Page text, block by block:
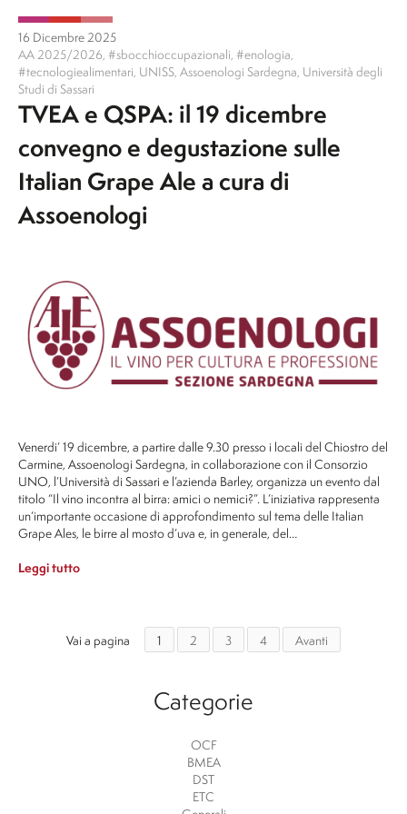
16 Dicembre 2025
AA 2025/2026, #sbocchioccupazionali, #enologia,
#tecnologiealimentari, UNISS, Assoenologi Sardegna, Università degli
Studi di Sassari
TVEA e QSPA: il 19 dicembre
convegno e degustazione sulle
Italian Grape Ale a cura di
Assoenologi
Venerdi’ 19 dicembre, a partire dalle 9.30 presso i locali del Chiostro del
Carmine, Assoenologi Sardegna, in collaborazione con il Consorzio
UNO, l’Università di Sassari e l’azienda Barley, organizza un evento dal
titolo “Il vino incontra al birra: amici o nemici?”. L’iniziativa rappresenta
un’importante occasione di approfondimento sul tema delle Italian
Grape Ales, le birre al mosto d’uva e, in generale, del…
Leggi tutto
Vai a pagina 1 2 3 4 Avanti
Categorie
OCF
BMEA
DST
ETC